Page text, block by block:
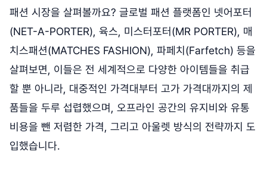
패션 시장을 살펴볼까요? 글로벌 패션 플랫폼인 넷어포터
(NET-A-PORTER), 육스, 미스터포터(MR PORTER), 매
치스패션(MATCHES FASHION), 파페치(Farfetch) 등을
살펴보면, 이들은 전 세계적으로 다양한 아이템들을 취급
할 뿐 아니라, 대중적인 가격대부터 고가 가격대까지의 제
품들을 두루 섭렵했으며, 오프라인 공간의 유지비와 유통
비용을 뺀 저렴한 가격, 그리고 아울렛 방식의 전략까지 도
입했습니다.